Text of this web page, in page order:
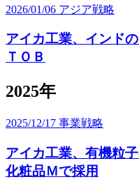
2026/01/06 アジア戦略
アイカ工業、インド
ＴＯＢ
2025年
2025/12/17 事業戦略
アイカ工業、有機粒
化粧品Ｍで採用